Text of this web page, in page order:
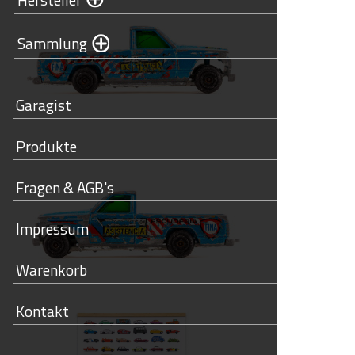
Sammlung
Garagist
Produkte
Fragen & AGB's
Impressum
Warenkorb
Kontakt